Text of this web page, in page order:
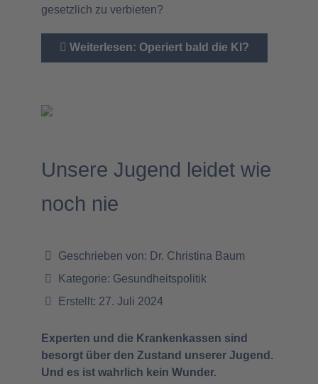
gesetzlich zu verbieten?
Weiterlesen: Operiert bald die KI?
Unsere Jugend leidet wie
noch nie
Geschrieben von: Dr. Christina Baum
Kategorie: Gesundheitspolitik
Erstellt: 27. Juli 2024
Experten und die Krankenkassen sind
besorgt über den Zustand unserer Jugend.
Und es ist wahrlich kein Wunder.